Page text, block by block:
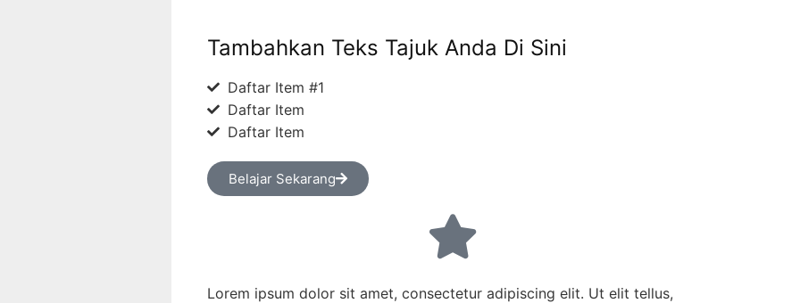
Tambahkan Teks Tajuk Anda Di Sini
Daftar Item #1
Daftar Item
Daftar Item
Belajar Sekarang
Lorem ipsum dolor sit amet, consectetur adipiscing elit. Ut elit tellus,